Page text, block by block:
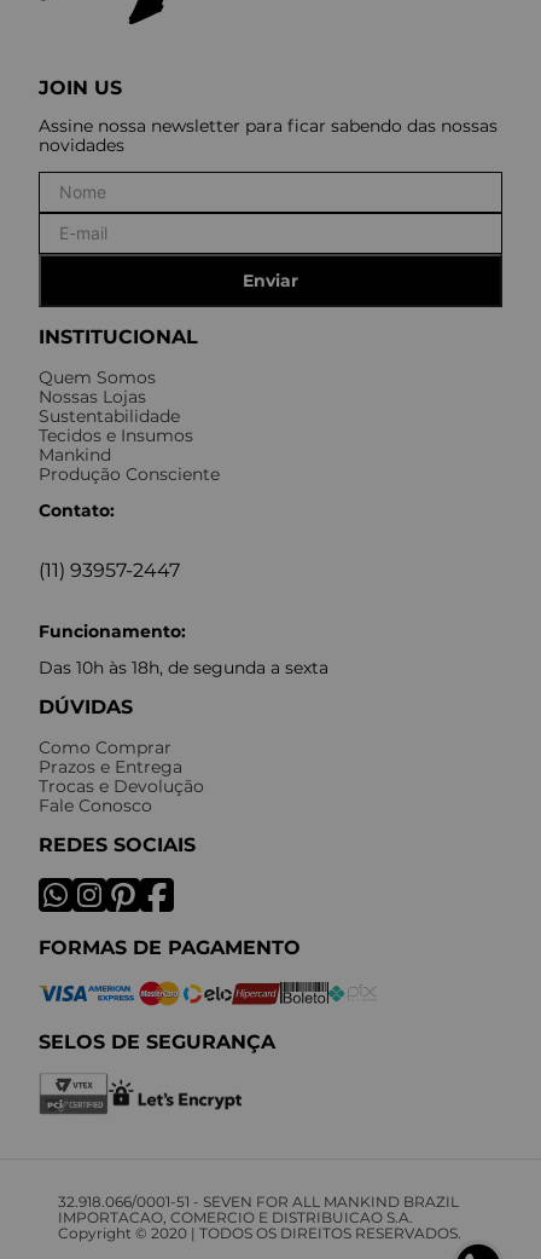
INSTITUCIONAL
Quem Somos
Nossas Lojas
Sustentabilidade
Tecidos e Insumos
Mankind
Produção Consciente
Contato:
(11) 93957-2447
Funcionamento:
Das 10h às 18h, de segunda a sexta
DÚVIDAS
Como Comprar
Prazos e Entrega
Trocas e Devolução
Fale Conosco
REDES SOCIAIS
FORMAS DE PAGAMENTO
SELOS DE SEGURANÇA
JOIN US
Assine nossa newsletter para ficar sabendo das nossas
novidades
Enviar
32.918.066/0001-51 - SEVEN FOR ALL MANKIND BRAZIL
IMPORTACAO, COMERCIO E DISTRIBUICAO S.A.
Copyright © 2020 | TODOS OS DIREITOS RESERVADOS.